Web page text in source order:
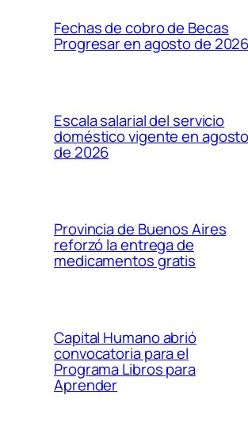
Fechas de cobro de Becas
Progresar en agosto de 2026
Escala salarial del servicio
doméstico vigente en agosto
de 2026
Provincia de Buenos Aires
reforzó la entrega de
medicamentos gratis
Capital Humano abrió
convocatoria para el
Programa Libros para
Aprender